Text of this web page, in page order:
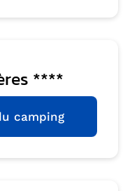
****
camping